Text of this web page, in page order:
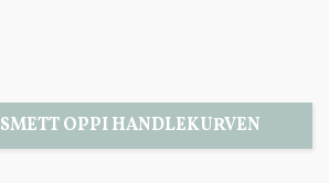
SMETT OPPI HANDLEKURVEN